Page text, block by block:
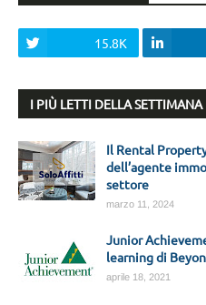
15.8K
I PIÙ LETTI DELLA SETTIMANA
Il Rental
dell’agente
settore
marzo 11, 2024
Junior
learning di
aprile 18, 2021